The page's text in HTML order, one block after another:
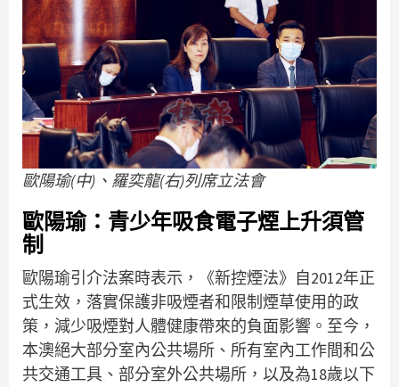
歐陽瑜(中)、羅奕龍(右)列席立法會
歐陽瑜：青少年吸食電子煙上升須管
制
歐陽瑜引介法案時表示，《新控煙法》自2012年正
式生效，落實保護非吸煙者和限制煙草使用的政
策，減少吸煙對人體健康帶來的負面影響。至今，
本澳絕大部分室內公共場所、所有室內工作間和公
共交通工具、部分室外公共場所，以及為18歲以下